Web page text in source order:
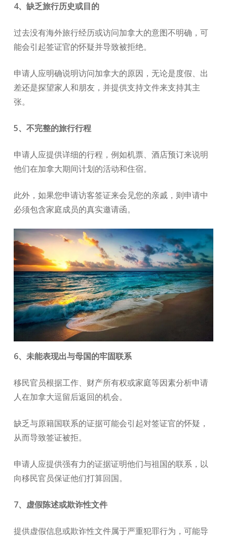
4、缺乏旅行历史或目的
过去没有海外旅行经历或访问加拿大的意图不明确，可
能会引起签证官的怀疑并导致被拒绝。
申请人应明确说明访问加拿大的原因，无论是度假、出
差还是探望家人和朋友，并提供支持文件来支持其主
张。
5、不完整的旅行行程
申请人应提供详细的行程，例如机票、酒店预订来说明
他们在加拿大期间计划的活动和住宿。
此外，如果您申请访客签证来会见您的亲戚，则申请中
必须包含家庭成员的真实邀请函。
6、未能表现出与母国的牢固联系
移民官员根据工作、财产所有权或家庭等因素分析申请
人在加拿大逗留后返回的机会。
缺乏与原籍国联系的证据可能会引起对签证官的怀疑，
从而导致签证被拒。
申请人应提供强有力的证据证明他们与祖国的联系，以
向移民官员保证他们打算回国。
7、虚假陈述或欺诈性文件
提供虚假信息或欺诈性文件属于严重犯罪行为，可能导